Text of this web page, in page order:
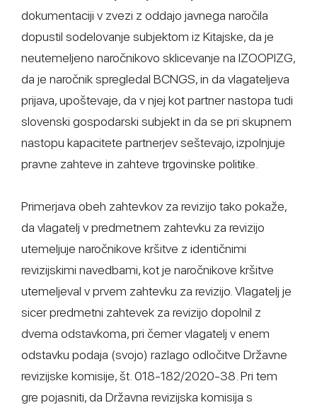
dokumentaciji v zvezi z oddajo javnega naročila
dopustil sodelovanje subjektom iz Kitajske, da je
neutemeljeno naročnikovo sklicevanje na IZOOPIZG,
da je naročnik spregledal BCNGS, in da vlagateljeva
prijava, upoštevaje, da v njej kot partner nastopa tudi
slovenski gospodarski subjekt in da se pri skupnem
nastopu kapacitete partnerjev seštevajo, izpolnjuje
pravne zahteve in zahteve trgovinske politike.
Primerjava obeh zahtevkov za revizijo tako pokaže,
da vlagatelj v predmetnem zahtevku za revizijo
utemeljuje naročnikove kršitve z identičnimi
revizijskimi navedbami, kot je naročnikove kršitve
utemeljeval v prvem zahtevku za revizijo. Vlagatelj je
sicer predmetni zahtevek za revizijo dopolnil z
dvema odstavkoma, pri čemer vlagatelj v enem
odstavku podaja (svojo) razlago odločitve Državne
revizijske komisije, št. 018-182/2020-38. Pri tem
gre pojasniti, da Državna revizijska komisija s